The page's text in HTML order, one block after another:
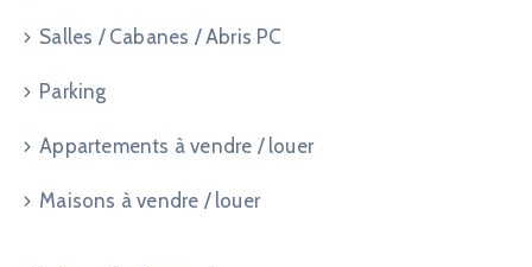
Salles / Cabanes / Abris PC
Parking
Appartements à vendre / louer
Maisons à vendre / louer